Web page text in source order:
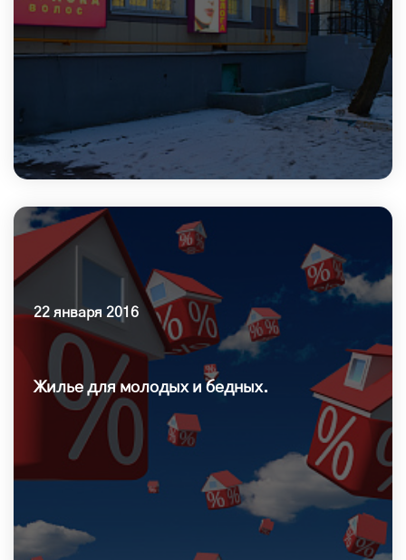
22 января 2016
Жилье для молодых и бедных.